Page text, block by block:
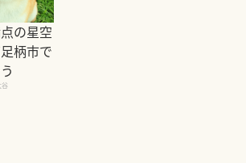
の星空
柄市で
谷